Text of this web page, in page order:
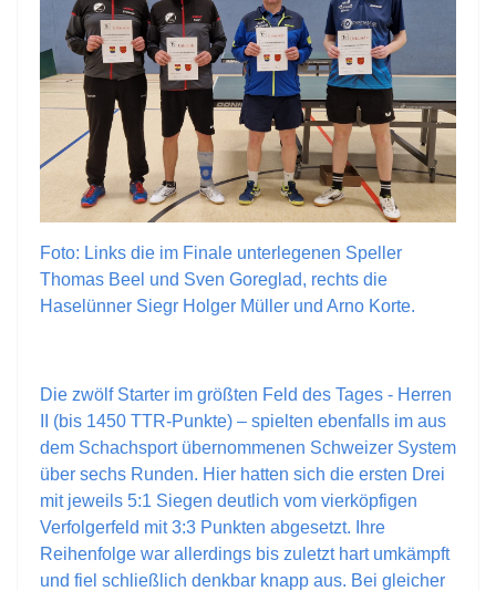
Foto: Links die im Finale unterlegenen Speller
Thomas Beel und Sven Goreglad, rechts die
Haselünner Siegr Holger Müller und Arno Korte.
Die zwölf Starter im größten Feld des Tages - Herren
II (bis 1450 TTR-Punkte) – spielten ebenfalls im aus
dem Schachsport übernommenen Schweizer System
über sechs Runden. Hier hatten sich die ersten Drei
mit jeweils 5:1 Siegen deutlich vom vierköpfigen
Verfolgerfeld mit 3:3 Punkten abgesetzt. Ihre
Reihenfolge war allerdings bis zuletzt hart umkämpft
und fiel schließlich denkbar knapp aus. Bei gleicher